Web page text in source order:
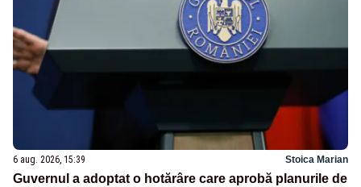
6 aug. 2026, 15:39 Stoica Marian
Guvernul a adoptat o hotărâre care aprobă planurile de